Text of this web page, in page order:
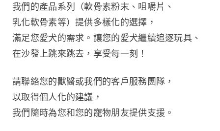
我們的產品系列（軟骨素粉末、咀嚼片、
乳化軟骨素等）提供多樣化的選擇，
滿足您愛犬的需求。讓您的愛犬繼續追逐玩具、
在沙發上跳來跳去，享受每一刻！
請聯絡您的獸醫或我們的客戶服務團隊，
以取得個人化的建議，
我們隨時為您和您的寵物朋友提供支援。